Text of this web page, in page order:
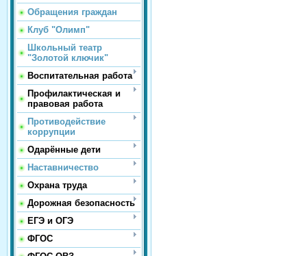
Обращения граждан
Клуб "Олимп"
Школьный театр
"Золотой ключик"
Воспитательная работа
Профилактическая и
правовая работа
Противодействие
коррупции
Одарённые дети
Наставничество
Охрана труда
Дорожная безопасность
ЕГЭ и ОГЭ
ФГОС